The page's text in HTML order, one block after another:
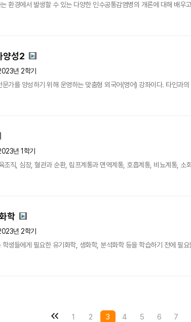
환경에서 발생할 수 있는 다양한 인수공통감염병의 개론에 대해 배
양성2
년 2학기
가를 양성하기 위해 운영하는 맞춤형 외국어(영어) 강좌이다. 타인과
년 1학기
조직, 심장, 혈관과 순환, 림프계통과 면역계통, 호흡계통, 비뇨계통,
학
년 2학기
생들에게 필요한 유기화학, 생화학, 분석화학 등을 학습하기 전에 필
1 2 3 4 5 6 7